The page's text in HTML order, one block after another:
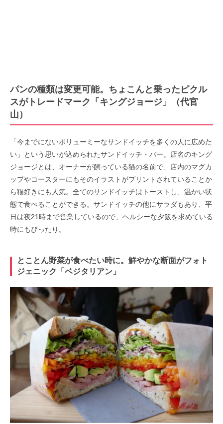
パンの種類は変更可能。ちょこんと乗ったピクル
スがトレードマーク「キングジョージ」（代官
山）
「今までにないボリューミーなサンドイッチを多くの人に広めた
い」という思いが込められたサンドイッチ・バー。店名のキング
ジョージとは、オーナーが飼っている猫の名前で、店内のマグカ
ップやコースターにもそのイラストがプリントされていることか
ら猫好きにも人気。全てのサンドイッチはトーストし、温かい状
態で食べることができる。サンドイッチの他にサラダもあり、平
日は夜21時まで営業しているので、ヘルシーな夕飯を求めている
時にもぴったり。
とことん野菜が食べたい時に。鮮やかな断面がフォト
ジェニック「ベジタリアン」